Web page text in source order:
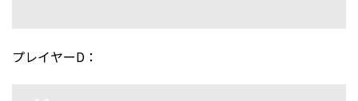
プレイヤーD：